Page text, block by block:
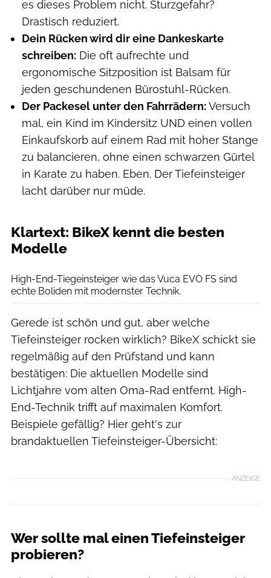
es dieses Problem nicht. Sturzgefahr?
Drastisch reduziert.
Dein Rücken wird dir eine Dankeskarte
schreiben: Die oft aufrechte und
ergonomische Sitzposition ist Balsam für
jeden geschundenen Bürostuhl-Rücken.
Der Packesel unter den Fahrrädern:Versuch
mal, ein Kind im Kindersitz UND einen vollen
Einkaufskorb auf einem Rad mit hoher Stange
zu balancieren, ohne einen schwarzen Gürtel
in Karate zu haben. Eben. Der Tiefeinsteiger
lacht darüber nur müde.
Klartext: BikeX kennt die besten
Modelle
High-End-Tiegeinsteiger wie das Vuca EVO FS sind
echte Boliden mit modernster Technik.
Gerede ist schön und gut, aber welche
Tiefeinsteiger rocken wirklich? BikeX schickt sie
regelmäßig auf den Prüfstand und kann
bestätigen: Die aktuellen Modelle sind
Lichtjahre vom alten Oma-Rad entfernt. High-
End-Technik trifft auf maximalen Komfort.
Beispiele gefällig? Hier geht's zur
brandaktuellen Tiefeinsteiger-Übersicht:
ANZEIGE
Wer sollte mal einen Tiefeinsteiger
probieren?